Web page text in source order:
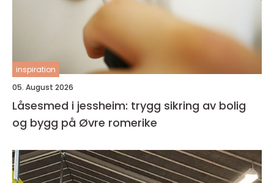
inspiration
05. August 2026
Låsesmed i jessheim: trygg sikring av bolig
og bygg på Øvre romerike